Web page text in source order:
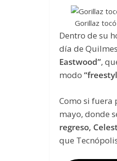
Gorillaz
Dentro de su
día de
Eastwood”,
modo
Como si fuera
mayo, donde
regreso,
que